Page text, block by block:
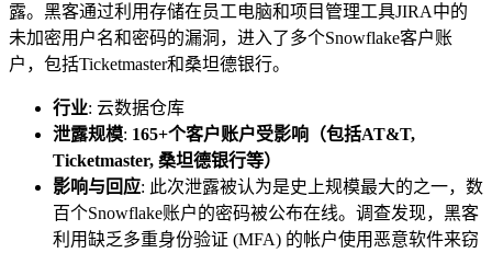
露。黑客通过利用存储在员工电脑和项目管理工具JIRA中的
未加密用户名和密码的漏洞，进入了多个Snowflake客户账
户，包括Ticketmaster和桑坦德银行。
行业: 云数据仓库
泄露规模: 165+个客户账户受影响（包括AT&T,
Ticketmaster, 桑坦德银行等）
影响与回应: 此次泄露被认为是史上规模最大的之一，数
百个Snowflake账户的密码被公布在线。调查发现，黑客
利用缺乏多重身份验证 (MFA) 的帐户使用恶意软件来窃